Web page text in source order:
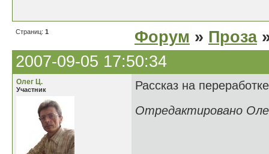
Страниц: 1 Форум » Проза
2007-09-05 17:50:34
Олег Ц.
Участник
Рассказ на
Отредактировано